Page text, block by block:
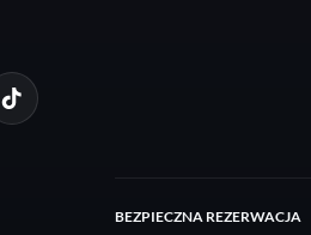
BEZPIECZNA REZERWACJA